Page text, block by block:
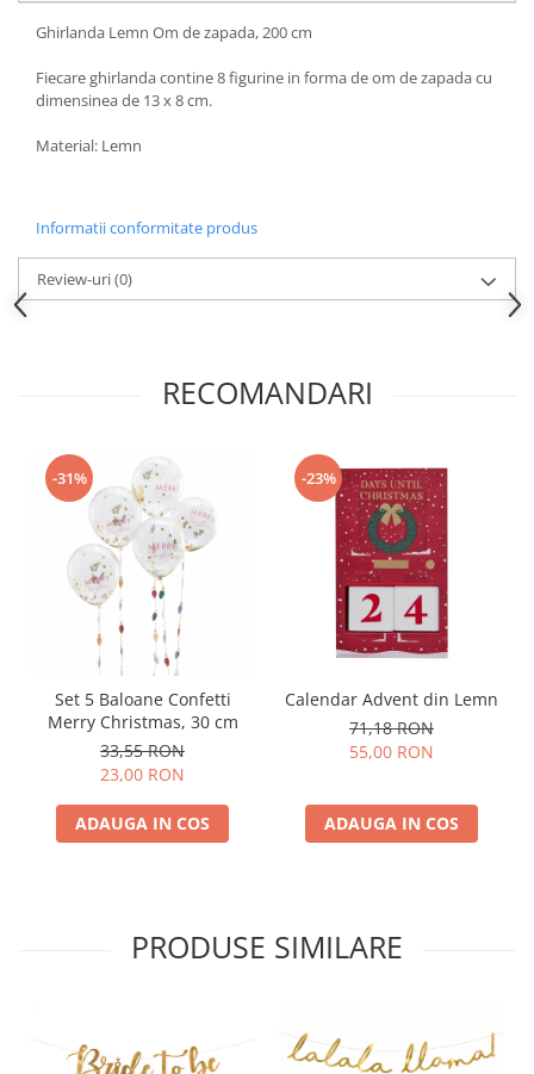
Gender Reveal
Baby Shower
Botez
Halloween
Petrecere 1 An
Petrecerea Burlacitelor
Petreceri Aniversare
Valentine's Day
Ghirlanda Lemn Om de zapada, 200 cm
Fiecare ghirlanda contine 8 figurine in forma de om de zapada cu
dimensinea de 13 x 8 cm.
Material: Lemn
Informatii conformitate produs
Review-uri(0)
RECOMANDARI
-31%
Set 5 Baloane Confetti
Merry Christmas, 30 cm
33,55 RON
23,00 RON
ADAUGA IN COS
-23%
Calendar Advent din Lemn
71,18 RON
55,00 RON
ADAUGA IN COS
PRODUSE SIMILARE